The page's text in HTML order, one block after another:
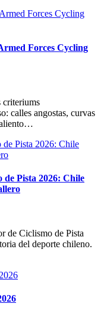
Forces Cycling
criteriums
calles angostas, curvas
aliento…
de Pista 2026: Chile
de Ciclismo de Pista
del deporte chileno.